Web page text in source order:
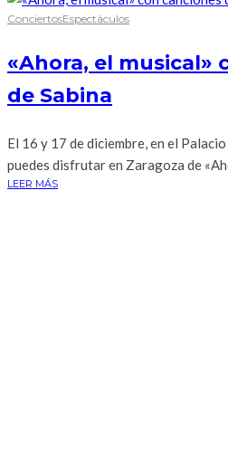
ConciertosEspectáculos
«Ahora, el musical»
de Sabina
El 16 y 17 de diciembre, en el
puedes disfrutar en Zaragoza de
LEER MÁS